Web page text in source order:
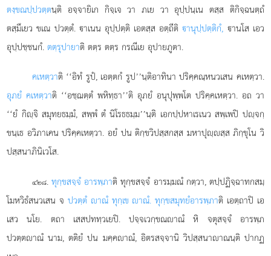
ตงฺขณปฺปวตฺตนฺติ อจฺจายิเก กิจฺเจ วา ภเย วา อุปฺปนฺเน ตสฺส ติกิจฺฉนตฺถํ
ตสฺมึเยว ขเณ ปวตฺตํ. าเนน อุปฺปตฺติ เอตสฺส อตฺถีติานุปฺปตฺติกํ, านโส เอว
อุปฺปชฺชนกํ.ตตฺรุปายาติ ตตฺร ตตฺร กรณีเย อุปายภูตา.
คเหตฺวาติ ‘‘อิทํ รูปํ, เอตฺตกํ รูป’’นฺติอาทินา ปริคฺคณฺหนวเสน คเหตฺวา.
อุภยํ คเหตฺวาติ ‘‘อชฺฌตฺตํ พหิทฺธา’’ติ อุภยํ อนุปุพฺพโต ปริคฺคเหตฺวา. อถ วา
‘‘ยํ กิฺจิ สมุทยธมฺมํ, สพฺพํ ตํ นิโรธธมฺม’’นฺติ เอกปฺปหาเรเนว สพฺเพปิ ปฺจกฺ
ขนฺเธ อวิภาเคน ปริคฺคเหตฺวา. อยํ ปน ติกฺขวิปสฺสกสฺส มหาปุฺสฺส ภิกฺขุโน วิ
ปสฺสนาภินิเวโส.
๔๒๘.ทุกฺขสจฺจํ อารพฺภาติ ทุกฺขสจฺจํ อารมฺมณํ กตฺวา, ตปฺปฏิจฺฉาทกสมฺ
โมหวิธํสนวเสน จ ปวตฺตํ าณํ ทุกฺเข าณํ. ทุกฺขสมุทยํอารพฺภาติ เอตฺถาปิ เอ
เสว นโย. ตถา เสสปททฺวเยปิ. ปจฺจเวกฺขณาณํ หิ จตุสจฺจํ อารพฺภ
ปวตฺตาณํ นาม, ตติยํ ปน มคฺคาณํ, อิตรสจฺจานิ วิปสฺสนาาณนฺติ ปากฏ